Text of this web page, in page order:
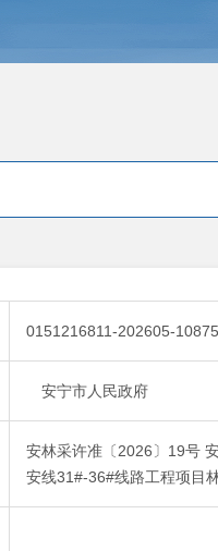
0151216811-202605-
安宁市人民政府
安林采许准〔2026〕19号
安线31#-36#线路工程项目